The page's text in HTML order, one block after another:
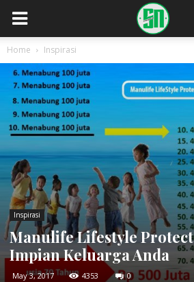
Home Inspirasi
Inspirasi
Manulife Lifestyle
Impian Keluarga Anda
May 3, 2017 4353 0